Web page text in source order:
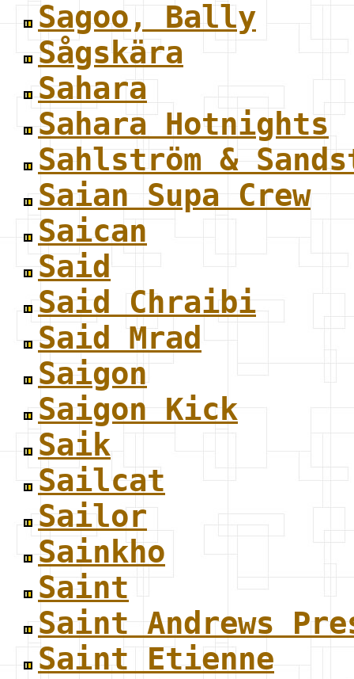
Sagoo, Bally
Sågskära
Sahara
Sahara Hotnights
Sahlström &
Saian Supa Crew
Saican
Said
Said Chraibi
Said Mrad
Saigon
Saigon Kick
Saik
Sailcat
Sailor
Sainkho
Saint
Saint Andrews
Saint Etienne